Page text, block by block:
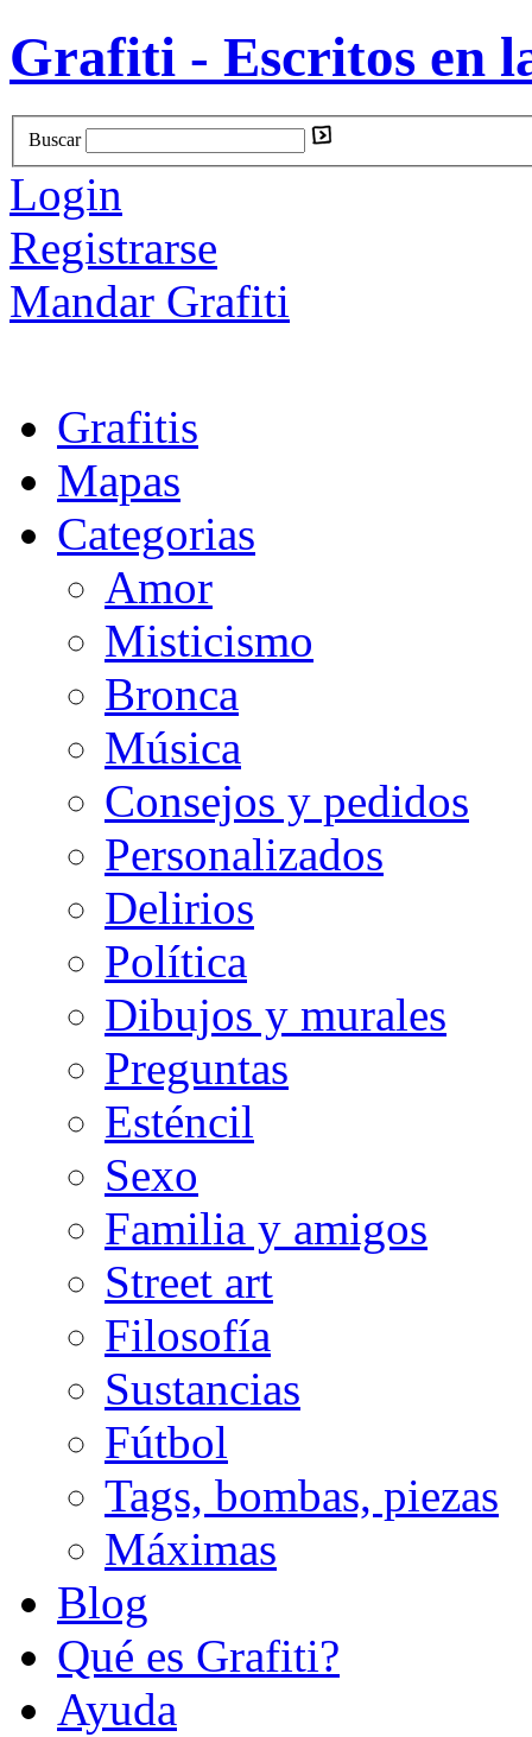
Grafiti - Escritos en
Buscar
Login
Registrarse
Mandar Grafiti
Grafitis
Mapas
Categorias
Amor
Misticismo
Bronca
Música
Consejos y pedidos
Personalizados
Delirios
Política
Dibujos y murales
Preguntas
Esténcil
Sexo
Familia y amigos
Street art
Filosofía
Sustancias
Fútbol
Tags, bombas, piezas
Máximas
Blog
Qué es Grafiti?
Ayuda